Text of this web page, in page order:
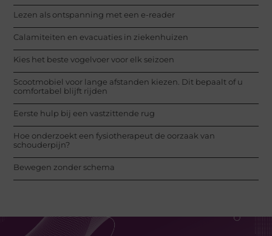
Lezen als ontspanning met een e-reader
Calamiteiten en evacuaties in ziekenhuizen
Kies het beste vogelvoer voor elk seizoen
Scootmobiel voor lange afstanden kiezen. Dit bepaalt of u
comfortabel blijft rijden
Eerste hulp bij een vastzittende rug
Hoe onderzoekt een fysiotherapeut de oorzaak van
schouderpijn?
Bewegen zonder schema